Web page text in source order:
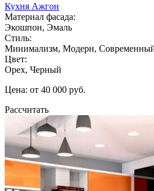
Кухня Ажгон
Материал фасада:
Экошпон, Эмаль
Стиль:
Минимализм, Модерн,
Цвет:
Орех, Черный
Цена: от 40 000 руб.
Рассчитать